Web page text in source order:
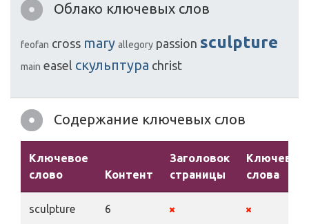
Облако ключевых слов
feofan cross mary allegory passion sculpture
main easel скульптура christ
Содержание ключевых слов
Ключевое
слово
Контент
Заголовок
страницы
Ключевые
слова
sculpture 6